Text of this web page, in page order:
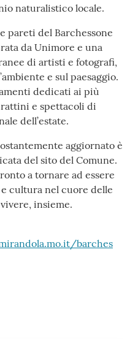
naturalistico locale.
pareti del Barchessone
da Unimore e una
di artisti e fotografi,
e sul paesaggio.
dedicati ai più
e spettacoli di
dell’estate.
aggiornato è
del sito del Comune.
a tornare ad essere
cultura nel cuore delle
insieme.
barches